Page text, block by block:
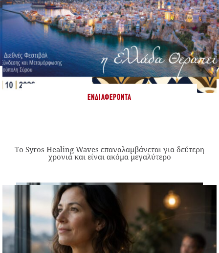
ΕΝΔΙΑΦΈΡΟΝΤΑ
Το Syros Healing Waves επαναλαμβάνεται για δεύτερη
χρονιά και είναι ακόμα μεγαλύτερο